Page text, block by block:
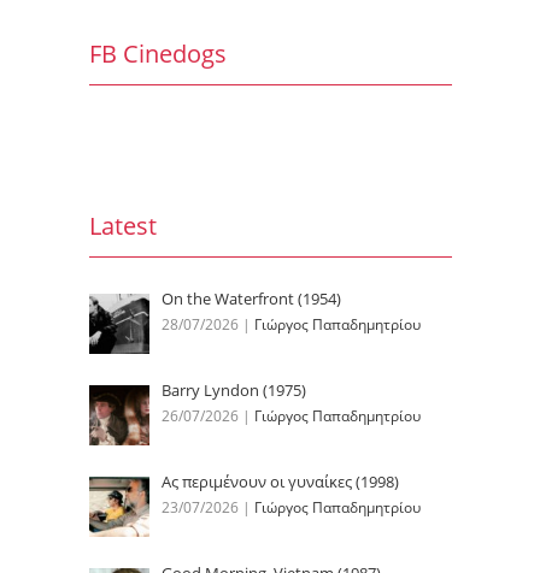
FB Cinedogs
Latest
On the Waterfront (1954)
28/07/2026 | Γιώργος Παπαδημητρίου
Barry Lyndon (1975)
26/07/2026 | Γιώργος Παπαδημητρίου
Ας περιμένουν οι γυναίκες (1998)
23/07/2026 | Γιώργος Παπαδημητρίου